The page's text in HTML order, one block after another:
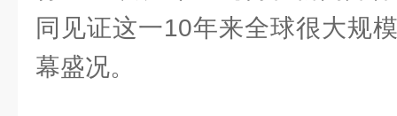
同见证这一10年来全球很大规
幕盛况。